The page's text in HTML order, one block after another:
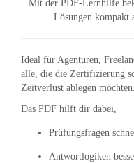
Mit der PDF-Lernhilfe
Lösungen
Ideal für Agenturen,
alle, die die Zertifizierung
Zeitverlust ablegen möchten.
Das PDF hilft dir dabei,
Prüfungsfragen
Antwortlogiken